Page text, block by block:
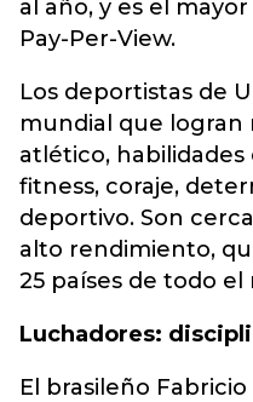
al año, y es el
Pay-Per-View.
Los deportistas de
mundial que
atlético,
fitness, coraje,
deportivo. Son
alto rendimiento,
25 países de todo el
Luchadores:
El brasileño